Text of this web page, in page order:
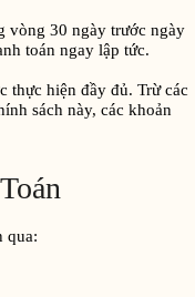
vòng 30 ngày trước ngày
toán ngay lập tức.
thực hiện đầy đủ. Trừ các
sách này, các khoản
qua: